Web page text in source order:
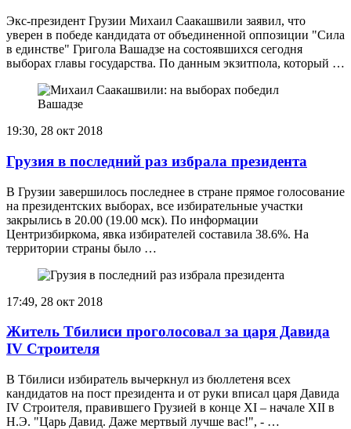
Экс-президент Грузии Михаил Саакашвили заявил, что
уверен в победе кандидата от объединенной оппозиции "Сила
в единстве" Григола Вашадзе на состоявшихся сегодня
выборах главы государства. По данным экзитпола, который …
19:30, 28 окт 2018
Грузия в последний раз избрала президента
В Грузии завершилось последнее в стране прямое голосование
на президентских выборах, все избирательные участки
закрылись в 20.00 (19.00 мск). По информации
Центризбиркома, явка избирателей составила 38.6%. На
территории страны было …
17:49, 28 окт 2018
Житель Тбилиси проголосовал за царя Давида
IV Строителя
В Тбилиси избиратель вычеркнул из бюллетеня всех
кандидатов на пост президента и от руки вписал царя Давида
IV Строителя, правившего Грузией в конце XI – начале XII в
Н.Э. "Царь Давид. Даже мертвый лучше вас!", - …